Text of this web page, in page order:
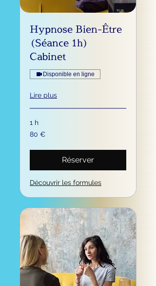
Hypnose Bien-Être
(Séance 1h)
Cabinet
Disponible en ligne
Lire plus
1 h
80
euros
80 €
Réserver
Découvrir les formules